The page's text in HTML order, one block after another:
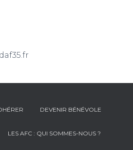
DEVENIR BÉNÉVOLE
LES AFC : QUI SOMMES-NOUS ?